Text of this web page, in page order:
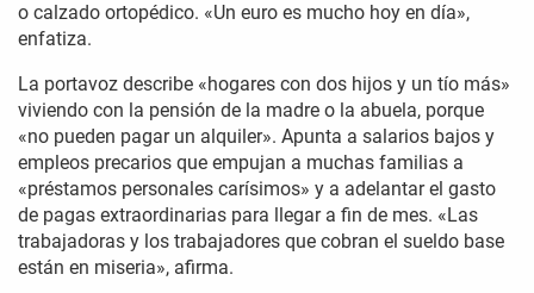
o calzado ortopédico. «Un euro es mucho hoy en día»,
enfatiza.
La portavoz describe «hogares con dos hijos y un tío más»
viviendo con la pensión de la madre o la abuela, porque
«no pueden pagar un alquiler». Apunta a salarios bajos y
empleos precarios que empujan a muchas familias a
«préstamos personales carísimos» y a adelantar el gasto
de pagas extraordinarias para llegar a fin de mes. «Las
trabajadoras y los trabajadores que cobran el sueldo base
están en miseria», afirma.